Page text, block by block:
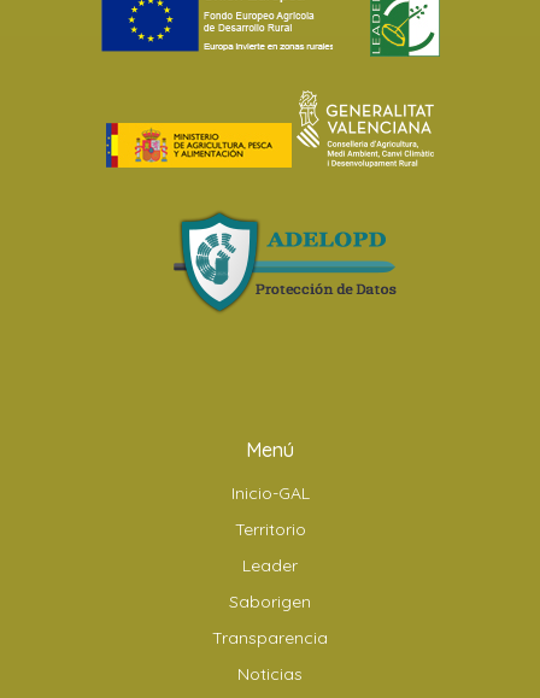
Menú
Inicio-GAL
Territorio
Leader
Saborigen
Transparencia
Noticias